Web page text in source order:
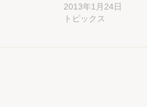
2013年1月24日
トピックス